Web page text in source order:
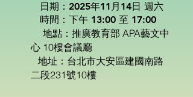
日期：2025年11月14日 週六
時間：下午 13:00 至 17:00
地點： 推廣教育部 APA藝文中
心 10樓會議廳
地址：台北市大安區建國南路
二段231號10樓